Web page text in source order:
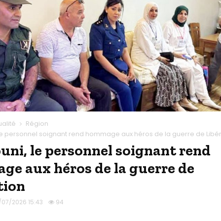
Région
personnel soignant rend hommage aux héros de la guerre de
le personnel soignant rend
aux héros de la guerre de
2026 15:43 94